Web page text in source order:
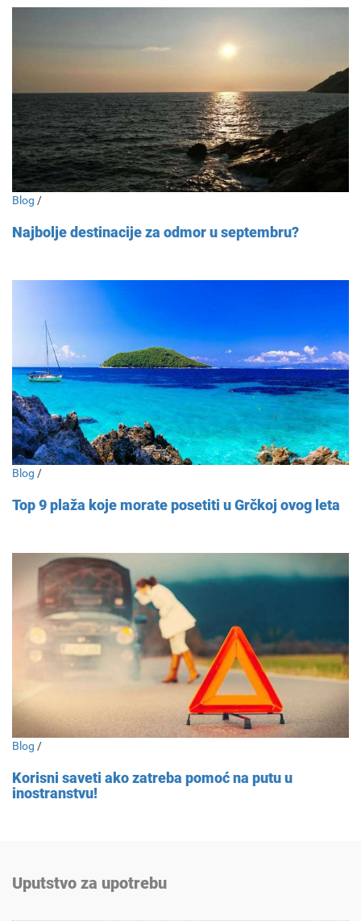
Blog /
Najbolje destinacije za odmor u septembru?
Blog /
Top 9 plaža koje morate posetiti u Grčkoj ovog leta
Blog /
Korisni saveti ako zatreba pomoć na putu u
inostranstvu!
Uputstvo za upotrebu